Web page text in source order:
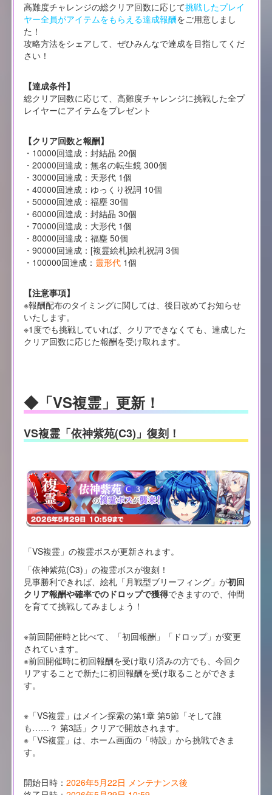
高難度チャレンジの総クリア回数に応じて挑戦したプレイ
ヤー全員がアイテムをもらえる達成報酬をご用意しまし
た！
攻略方法をシェアして、ぜひみんなで達成を目指してくだ
さい！
【達成条件】
総クリア回数に応じて、高難度チャレンジに挑戦した全プ
レイヤーにアイテムをプレゼント
【クリア回数と報酬】
・10000回達成：封結晶 20個
・20000回達成：無名の転生鏡 300個
・30000回達成：天形代 1個
・40000回達成：ゆっくり祝詞 10個
・50000回達成：福塵 30個
・60000回達成：封結晶 30個
・70000回達成：大形代 1個
・80000回達成：福塵 50個
・90000回達成：[複霊絵札]絵札祝詞 3個
・100000回達成： 靈形代1個
【注意事項】
※報酬配布のタイミングに関しては、後日改めてお知らせ
いたします。
※1度でも挑戦していれば、クリアできなくても、達成した
クリア回数に応じた報酬を受け取れます。
◆「VS複霊」更新！
VS複霊「依神紫苑(C3)」復刻！
「VS複霊」の複霊ボスが更新されます。
「依神紫苑(C3)」の複霊ボスが復刻！
見事勝利できれば、絵札「月戦型ブリーフィング」が初回
クリア報酬や確率でのドロップで獲得できますので、仲間
を育てて挑戦してみましょう！
※前回開催時と比べて、「初回報酬」「ドロップ」が変更
されています。
※前回開催時に初回報酬を受け取り済みの方でも、今回ク
リアすることで新たに初回報酬を受け取ることができま
す。
※「VS複霊」はメイン探索の第1章 第5節「そして誰
も……？ 第3話」クリアで開放されます。
※「VS複霊」は、ホーム画面の「特設」から挑戦できま
す。
開始日時： 2026年5月22日 メンテナンス後